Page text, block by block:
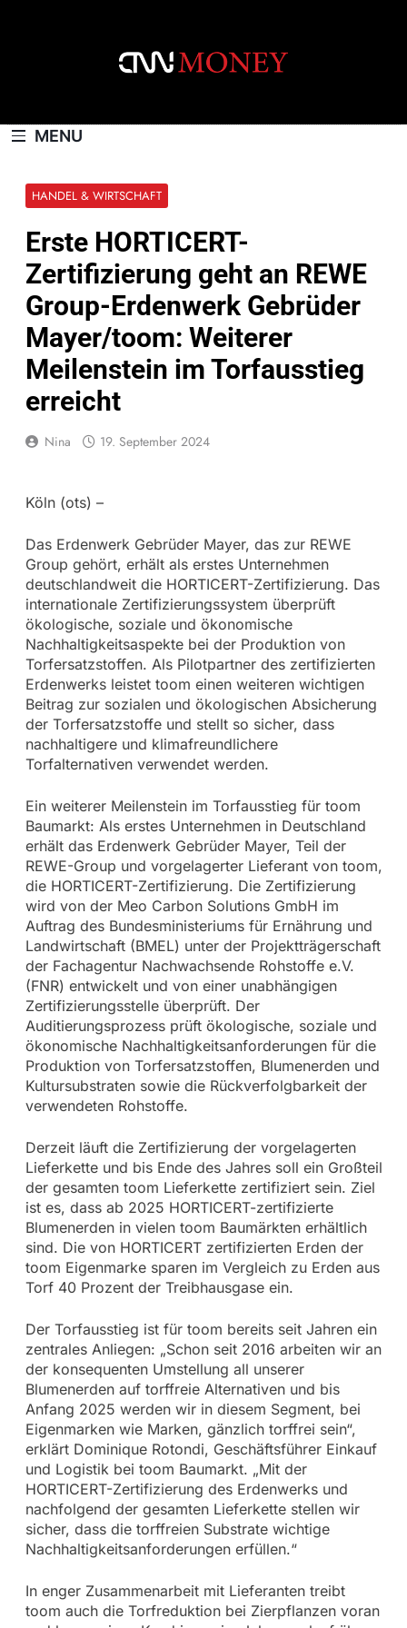
MENU
HANDEL & WIRTSCHAFT
Erste HORTICERT-
Zertifizierung geht an REWE
Group-Erdenwerk Gebrüder
Mayer/toom: Weiterer
Meilenstein im Torfausstieg
erreicht
Nina 19. September 2024
Köln (ots) –
Das Erdenwerk Gebrüder Mayer, das zur REWE
Group gehört, erhält als erstes Unternehmen
deutschlandweit die HORTICERT-Zertifizierung. Das
internationale Zertifizierungssystem überprüft
ökologische, soziale und ökonomische
Nachhaltigkeitsaspekte bei der Produktion von
Torfersatzstoffen. Als Pilotpartner des zertifizierten
Erdenwerks leistet toom einen weiteren wichtigen
Beitrag zur sozialen und ökologischen Absicherung
der Torfersatzstoffe und stellt so sicher, dass
nachhaltigere und klimafreundlichere
Torfalternativen verwendet werden.
Ein weiterer Meilenstein im Torfausstieg für toom
Baumarkt: Als erstes Unternehmen in Deutschland
erhält das Erdenwerk Gebrüder Mayer, Teil der
REWE-Group und vorgelagerter Lieferant von toom,
die HORTICERT-Zertifizierung. Die Zertifizierung
wird von der Meo Carbon Solutions GmbH im
Auftrag des Bundesministeriums für Ernährung und
Landwirtschaft (BMEL) unter der Projektträgerschaft
der Fachagentur Nachwachsende Rohstoffe e.V.
(FNR) entwickelt und von einer unabhängigen
Zertifizierungsstelle überprüft. Der
Auditierungsprozess prüft ökologische, soziale und
ökonomische Nachhaltigkeitsanforderungen für die
Produktion von Torfersatzstoffen, Blumenerden und
Kultursubstraten sowie die Rückverfolgbarkeit der
verwendeten Rohstoffe.
Derzeit läuft die Zertifizierung der vorgelagerten
Lieferkette und bis Ende des Jahres soll ein Großteil
der gesamten toom Lieferkette zertifiziert sein. Ziel
ist es, dass ab 2025 HORTICERT-zertifizierte
Blumenerden in vielen toom Baumärkten erhältlich
sind. Die von HORTICERT zertifizierten Erden der
toom Eigenmarke sparen im Vergleich zu Erden aus
Torf 40 Prozent der Treibhausgase ein.
Der Torfausstieg ist für toom bereits seit Jahren ein
zentrales Anliegen: „Schon seit 2016 arbeiten wir an
der konsequenten Umstellung all unserer
Blumenerden auf torffreie Alternativen und bis
Anfang 2025 werden wir in diesem Segment, bei
Eigenmarken wie Marken, gänzlich torffrei sein“,
erklärt Dominique Rotondi, Geschäftsführer Einkauf
und Logistik bei toom Baumarkt. „Mit der
HORTICERT-Zertifizierung des Erdenwerks und
nachfolgend der gesamten Lieferkette stellen wir
sicher, dass die torffreien Substrate wichtige
Nachhaltigkeitsanforderungen erfüllen.“
In enger Zusammenarbeit mit Lieferanten treibt
toom auch die Torfreduktion bei Zierpflanzen voran